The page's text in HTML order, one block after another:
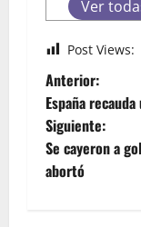
Ver
Post Views:
Anterior:
España
Siguiente:
Se cayeron a
abortó